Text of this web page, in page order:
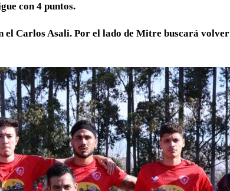
con 4 puntos.
Carlos Asali. Por el lado de Mitre buscará volver